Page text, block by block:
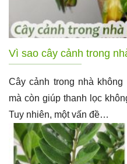
Vì sao cây cảnh trong
Cây cảnh trong nhà
mà còn giúp thanh lọc
Tuy nhiên, một vấn đề…